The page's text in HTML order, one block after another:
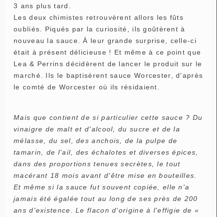
3 ans plus tard.
Les deux chimistes retrouvèrent allors les fûts
oubliés. Piqués par la curiosité, ils goûtèrent à
nouveau la sauce. À leur grande surprise, celle-ci
était à présent délicieuse ! Et même à ce point que
Lea & Perrins décidèrent de lancer le produit sur le
marché. Ils le baptisèrent sauce Worcester, d'après
le comté de Worcester où ils résidaient.
Mais que contient de si particulier cette sauce ? Du
vinaigre de malt et d'alcool, du sucre et de la
mélasse, du sel, des anchois, de la pulpe de
tamarin, de l'ail, des échalotes et diverses épices,
dans des proportions tenues secrètes, le tout
macérant 18 mois avant d'être mise en bouteilles.
Et même si la sauce fut souvent copiée, elle n'a
jamais été égalée tout au long de ses près de 200
ans d'existence. Le flacon d'origine à l'effigie de «